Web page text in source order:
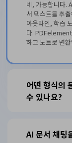
네, 가능합니다.
서 텍스트를 추
아웃라인, 학습
다.
하고 노트로 변
어떤 형식의
수 있나요?
AI 문서 채팅